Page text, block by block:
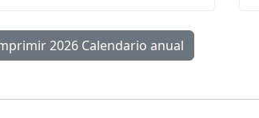
2026 Calendario anual